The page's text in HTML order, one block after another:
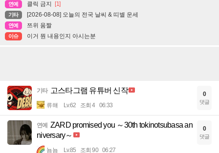
연예 클릭 금지 [1]
기타 [2026-08-08] 오늘의 전국 날씨 & 띠별 운세
연예 쯔위 움짤
이슈 이거 뭔 내용인지 아시는분
기타 고스타그램 유튜버 신작
류햬 Lv.62 조회 4 06:33
0
댓글
연예
ZARD promised you ～30th tokinotsubasa an
niversary～
뇸뇸 Lv.85 조회 90 06:27
0
댓글